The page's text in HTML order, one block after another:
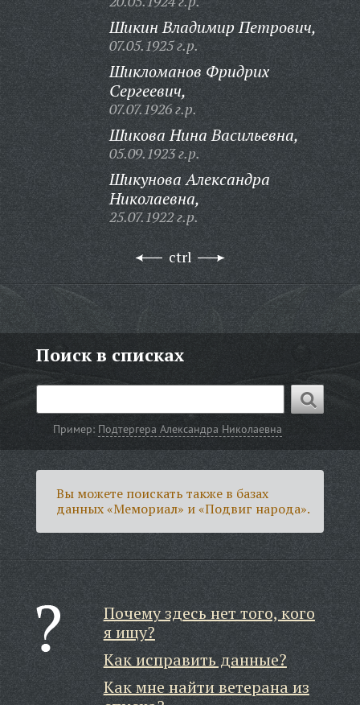
Шикин Владимир Петрович,
07.05.1925 г.р.
Шикломанов Фридрих
Сергеевич,
07.07.1926 г.р.
Шикова Нина Васильевна,
05.09.1923 г.р.
Шикунова Александра
Николаевна,
25.07.1922 г.р.
ctrl
Поиск в списках
Пример: Подтергера Александра Николаевна
Вы можете поискать также в базах
данных «Мемориал» и «Подвиг народа».
Почему здесь нет того, кого
я ищу?
Как исправить данные?
Как мне найти ветерана из